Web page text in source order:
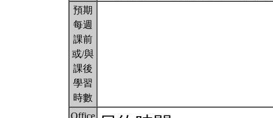
預期
每週
課前
或/與
課後
學習
時數
Office